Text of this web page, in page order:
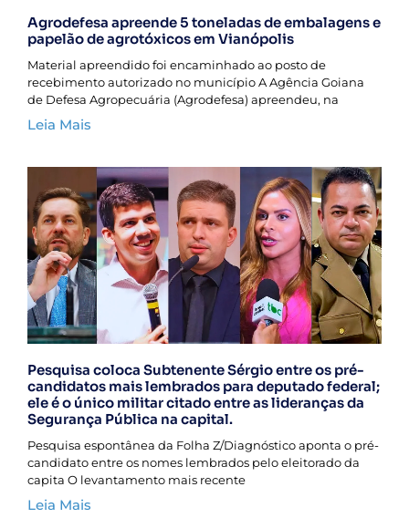
Agrodefesa apreende 5 toneladas de embalagens e
papelão de agrotóxicos em Vianópolis
Material apreendido foi encaminhado ao posto de
recebimento autorizado no município A Agência Goiana
de Defesa Agropecuária (Agrodefesa) apreendeu, na
Leia Mais
Pesquisa coloca Subtenente Sérgio entre os pré-
candidatos mais lembrados para deputado federal;
ele é o único militar citado entre as lideranças da
Segurança Pública na capital.
Pesquisa espontânea da Folha Z/Diagnóstico aponta o pré-
candidato entre os nomes lembrados pelo eleitorado da
capita O levantamento mais recente
Leia Mais